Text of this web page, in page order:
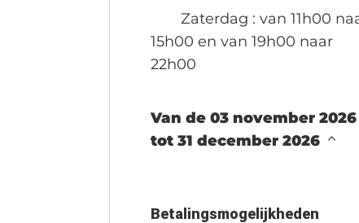
Zaterdag : van 11h00
15h00 en van 19h00 naar
22h00
Van de 03 november 2026
tot 31 december 2026
Betalingsmogelijkheden